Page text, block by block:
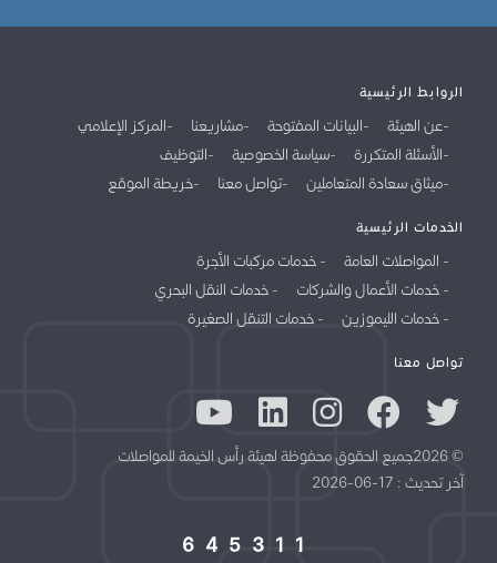
الروابط الرئيسية
عن الهيئة البيانات المفتوحة مشاريعنا
المركز الإعلامي
الأسئلة المتكررة
سياسة الخصوصية
التوظيف
ميثاق سعادة المتعاملين
تواصل معنا خريطة الموقع
الخدمات الرئيسية
المواصلات العامة
خدمات مركبات الأجرة
خدمات الأعمال والشركات
خدمات النقل البحري
خدمات الليموزين
خدمات التنقل الصغيرة
تواصل معنا
آخر تحديث : 17-06-2026
645311